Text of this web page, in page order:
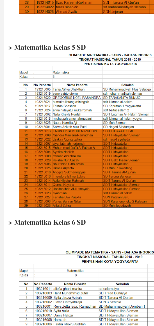
> Matematika Kelas 5 SD
> Matematika Kelas 6 SD